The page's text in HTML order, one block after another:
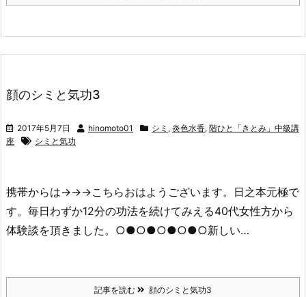
顔のシミと気功3
2017年5月7日 hinomoto01 シミ , 炎色水香, 階ひと「きとみ」中級講
座
シミと気功
携帯からは→→→こちらおはようございます。日之本元極で
す。毎日わずか12分の功法を続けてみえる40代女性方から
体験談を頂きました。○●○●○●○●○新しい…
記事を読む 顔のシミと気功3